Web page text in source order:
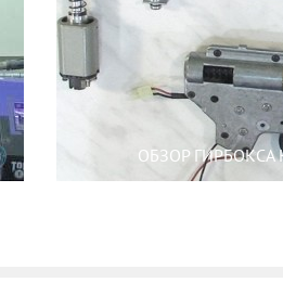
ОБЗОР ГИРБОКСА